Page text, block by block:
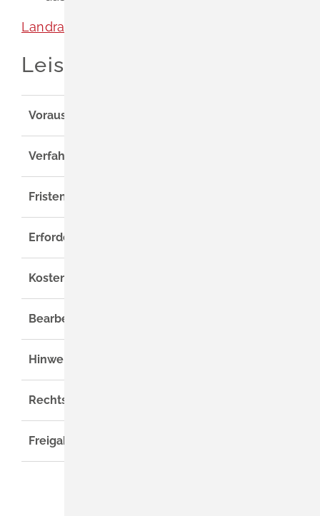
Landratsamt Lörrach
Leistungsdetails
Voraussetzungen
Verfahrensablauf
Fristen
Erforderliche Unterlagen
Kosten
Bearbeitungsdauer
Hinweise
Rechtsgrundlage
Freigabevermerk